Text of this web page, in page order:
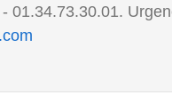
01.34.73.30.01.